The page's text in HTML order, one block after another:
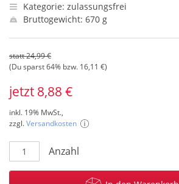
Kategorie: zulassungsfrei
Bruttogewicht: 670 g
statt 24,99 €
(Du sparst 64% bzw. 16,11 €)
jetzt 8,88 €
inkl. 19% MwSt.,
zzgl.Versandkosten
Anzahl